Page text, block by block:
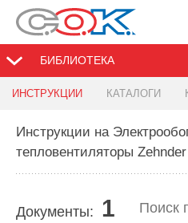
БИБЛИОТЕКА
ИНСТРУКЦИИ КАТАЛОГИ
Инструкции на
тепловентиляторы Zehnder
Документы: 1